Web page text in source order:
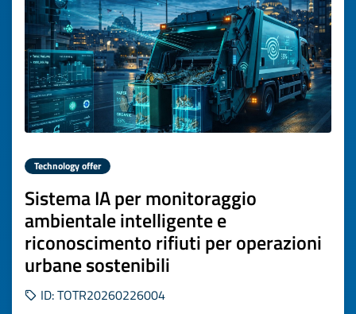
Technology offer
Sistema IA per monitoraggio
ambientale intelligente e
riconoscimento rifiuti per operazioni
urbane sostenibili
ID: TOTR20260226004